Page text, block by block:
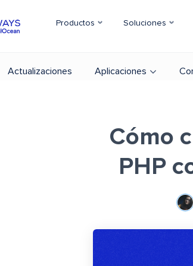
Productos Soluciones
Actualizaciones Aplicaciones
Cómo
PHP